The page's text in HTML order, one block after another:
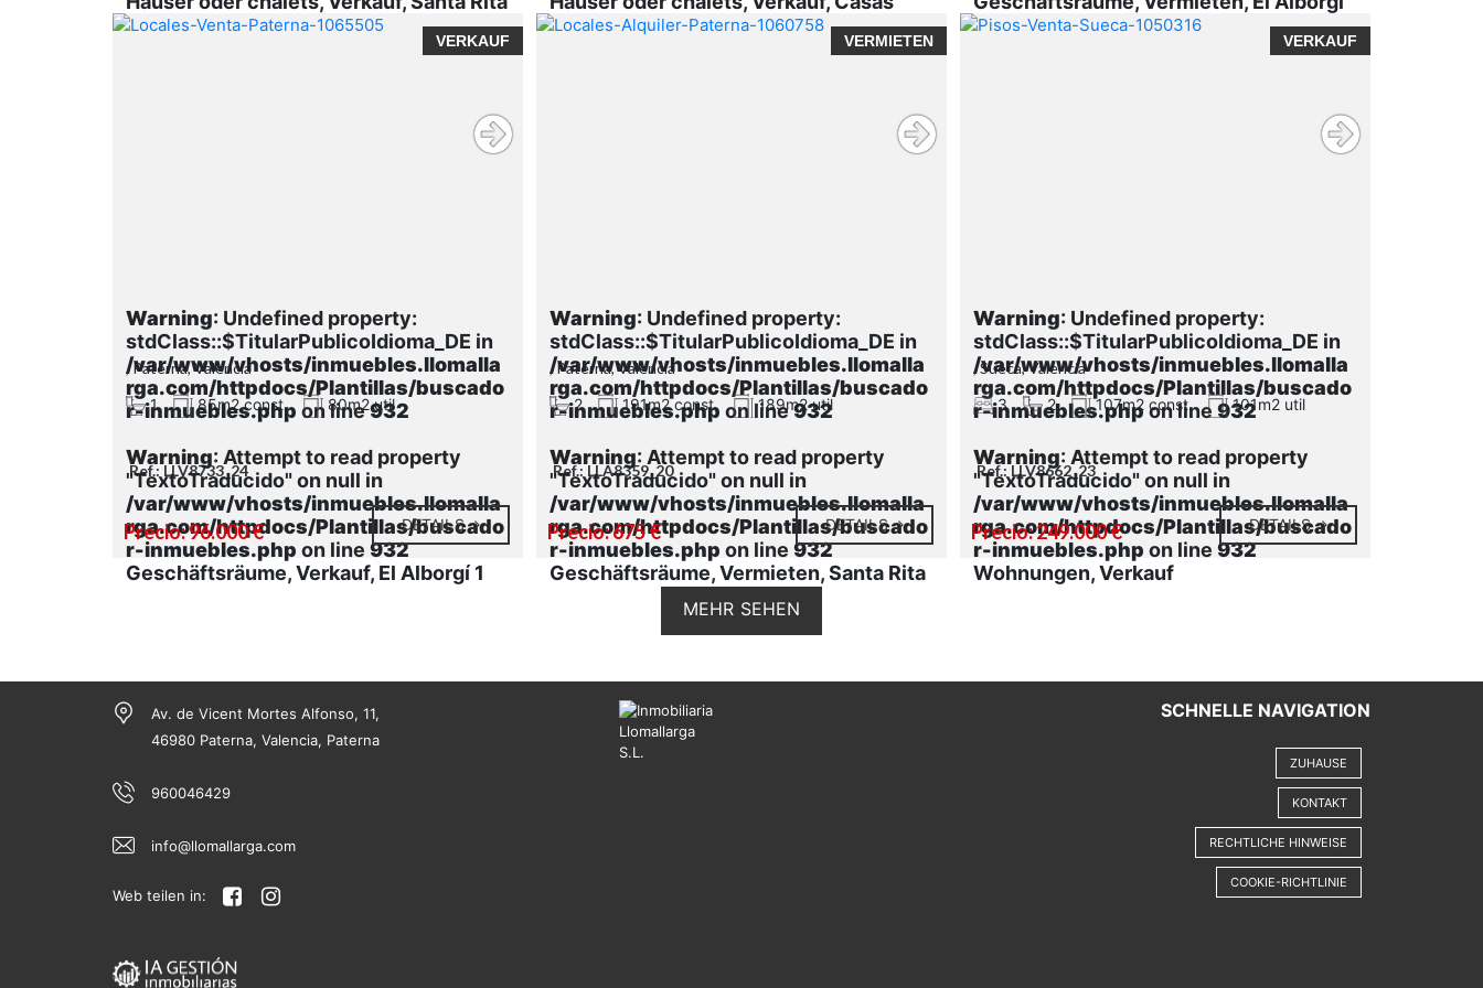
Verdes
1
VERKAUF
Warning: Undefined property:
stdClass::$TitularPublicoIdioma_DE in
/var/www/vhosts/inmuebles.llomalla
rga.com/httpdocs/Plantillas/buscado
r-inmuebles.php on line932
Warning: Attempt to read property
"TextoTraducido" on null in
/var/www/vhosts/inmuebles.llomalla
rga.com/httpdocs/Plantillas/buscado
r-inmuebles.php on line 932
Geschäftsräume, Verkauf, El Alborgí 1
, Paterna, Valencia
1
85m2 const. 80m2 util
Ref.: LLV8733_24
Precio: 96.000 € DETAILS
VERMIETEN
Warning: Undefined property:
stdClass::$TitularPublicoIdioma_DE in
/var/www/vhosts/inmuebles.llomalla
rga.com/httpdocs/Plantillas/buscado
r-inmuebles.php on line932
Warning: Attempt to read property
"TextoTraducido" on null in
/var/www/vhosts/inmuebles.llomalla
rga.com/httpdocs/Plantillas/buscado
r-inmuebles.php on line 932
Geschäftsräume, Vermieten, Santa Rita
, Paterna, Valencia
2
191m2 const. 189m2 util
Ref.: LLA8359_20
Precio: 675 € DETAILS
VERKAUF
Warning: Undefined property:
stdClass::$TitularPublicoIdioma_DE in
/var/www/vhosts/inmuebles.llomalla
rga.com/httpdocs/Plantillas/buscado
r-inmuebles.phpon line 932
Warning: Attempt to read property
"TextoTraducido" on null in
/var/www/vhosts/inmuebles.llomalla
rga.com/httpdocs/Plantillas/buscado
r-inmuebles.php on line 932
Wohnungen, Verkauf
, Sueca, Valencia
3
2 107m2 const. 101m2 util
Ref.: LLV8662_23
Precio: 249.000 € DETAILS
MEHR SEHEN
Av. de Vicent Mortes Alfonso, 11,
46980 Paterna, Valencia, Paterna
960046429
info@llomallarga.com
Web teilen in:
SCHNELLE NAVIGATION
ZUHAUSE
KONTAKT
RECHTLICHE HINWEISE
COOKIE-RICHTLINIE